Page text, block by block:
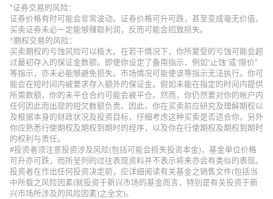
*证券交易的风险：
证券价格有时可能会非常波动。证券价格可升可跌，甚至变成毫无价值。
买卖证券未必一定能够赚取利润，反而可能会招致损失。
^期权交易的风险：
买卖期权的亏蚀风险可以极大。在若干情况下，你所蒙受的亏蚀可能会超
过最初存入的保证金数额。即使你设定了备用指示，例如“止蚀”或“限价”
等指示，亦未必能够避免损失。市场情况可能使该等指示无法执行。你可
能会在短时间内被要求存入额外的保证金。假如未能在指定的时间内提供
所需数额，你的未平仓合约可能会被平仓。然而，你仍然要对你的帐户内
任何因此而出现的短欠数额负责。因此，你在买卖前应研究及理解期权以
及根据本身的财政状况及投资目标，仔细考虑这种买卖是否适合你。另外
你应熟悉行使期权及期权到期时的程序，以及你在行使期权及期权到期时
的权利与责任。
#投资者须注意投资涉及风险(包括可能会损失投资本金)，基金单位价格
可升亦可跌，而所呈列的过往表现资料并不表示将来亦会有类似的表现。
投资者在作出任何投资决定前，应详细阅读有关基金之销售文件(包括当
中所载之风险因素(就投资于新兴市场的基金而言，特别是有关投资于新
兴市场所涉及的风险因素)之全文)。